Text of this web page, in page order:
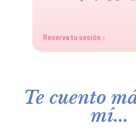
Reserva tu sesión ↓
Te cuento
mí...